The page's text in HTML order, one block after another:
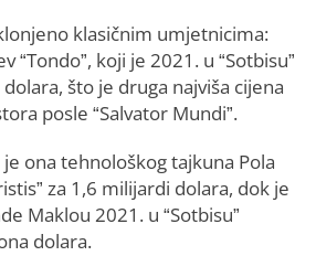
klasičnim umjetnicima:
“Tondo”, koji je 2021. u “Sotbisu”
što je druga najviša cijena
posle “Salvator Mundi”.
ona tehnološkog tajkuna Pola
za 1,6 milijardi dolara, dok je
Maklou 2021. u “Sotbisu”
dolara.